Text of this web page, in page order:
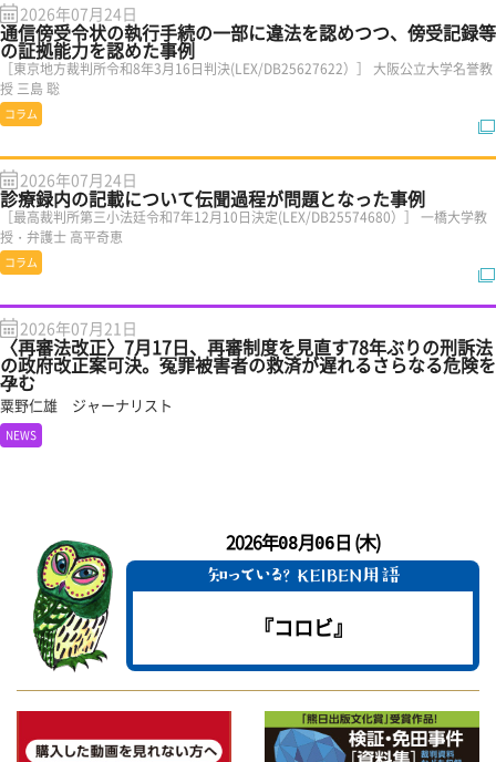
2026年07月24日
通信傍受令状の執行手続の一部に違法を認めつつ、傍受記録等
の証拠能力を認めた事例
［東京地方裁判所令和8年3月16日判決(LEX/DB25627622）］ 大阪公立大学名誉教
授 三島 聡
コラム
2026年07月24日
診療録内の記載について伝聞過程が問題となった事例
［最高裁判所第三小法廷令和7年12月10日決定(LEX/DB25574680）］ 一橋大学教
授・弁護士 高平奇恵
コラム
2026年07月21日
〈再審法改正〉7月17日、再審制度を見直す78年ぶりの刑訴法
の政府改正案可決。冤罪被害者の救済が遅れるさらなる危険を
孕む
粟野仁雄 ジャーナリスト
NEWS
2026年08月06日 (木)
『コロビ』